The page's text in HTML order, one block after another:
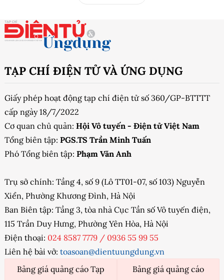
TẠP CHÍ ĐIỆN TỬ VÀ ỨNG DỤNG
Giấy phép hoạt động tạp chí điện tử số 360/GP-BTTTT
cấp ngày 18/7/2022
Cơ quan chủ quản: Hội Vô tuyến - Điện tử Việt Nam
Tổng biên tập: PGS.TS Trần Minh Tuấn
Phó Tổng biên tập: Phạm Văn Anh
Trụ sở chính: Tầng 4, số 9 (Lô TT01-07, số 103) Nguyễn
Xiển, Phường Khương Đình, Hà Nội
Ban Biên tập: Tầng 3, tòa nhà Cục Tần số Vô tuyến điện,
115 Trần Duy Hưng, Phường Yên Hòa, Hà Nội
Điện thoại: 024 8587 7779 / 0936 55 99 55
Liên hệ bài vở: toasoan@dientuungdung.vn
Bảng giá quảng cáo Tạp
Bảng giá quảng cáo